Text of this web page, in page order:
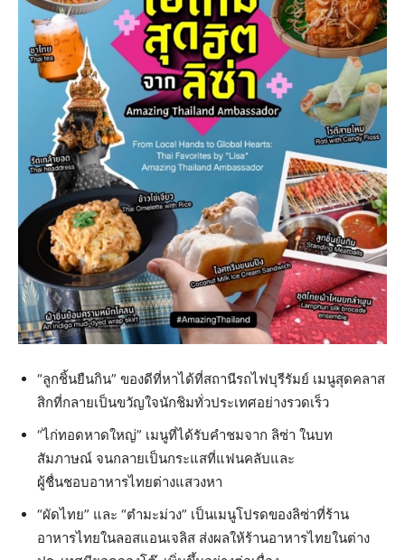
“ลูกชิ้นยืนกิน” ของดีที่หาได้ที่สถานีรถไฟบุรีรัมย์ เมนูสุดคลาส
สิกที่กลายเป็นขวัญใจนักชิมทั่วประเทศอย่างรวดเร็ว
“ไก่ทอดหาดใหญ่” เมนูที่ได้รับคำชมจาก ลิซ่า ในบท
สัมภาษณ์ จนกลายเป็นกระแสที่แฟนคลับและ
ผู้ชื่นชอบอาหารไทยต่างแสวงหา
“ผัดไทย” และ “ตำมะม่วง” เป็นเมนูโปรดของลิซ่าที่ร้าน
อาหารไทยในลอสแอนเจลิส ส่งผลให้ร้านอาหารไทยในต่าง